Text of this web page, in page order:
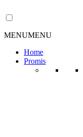
MENUMENU
Home
Promis